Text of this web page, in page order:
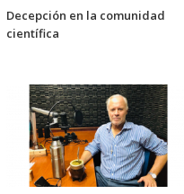
Decepción en la comunidad
científica